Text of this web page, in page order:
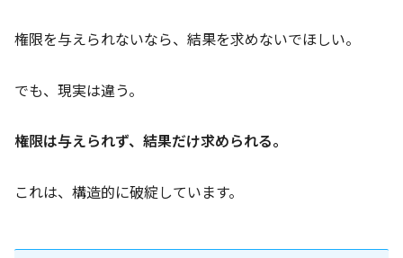
権限を与えられないなら、結果を求めないでほしい。
でも、現実は違う。
権限は与えられず、結果だけ求められる。
これは、構造的に破綻しています。